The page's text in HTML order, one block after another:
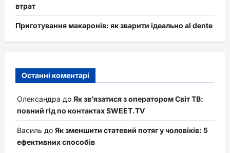
втрат
Приготування макаронів: як зварити ідеально al dente
Останні коментарі
Олександра до Як зв’язатися з оператором Світ ТВ:
повний гід по контактах SWEET.TV
Василь до Як зменшити статевий потяг у чоловіків: 5
ефективних способів